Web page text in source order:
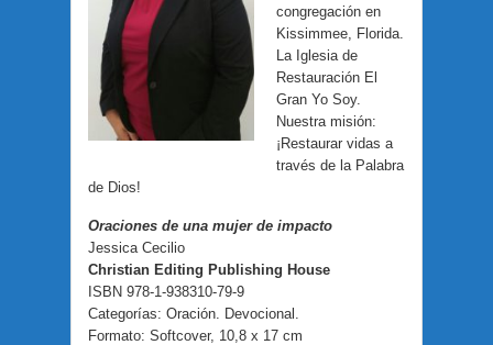
congregación en
Kissimmee, Florida.
La Iglesia de
Restauración El
Gran Yo Soy.
Nuestra misión:
¡Restaurar vidas a
través de la Palabra
de Dios!
Oraciones de una mujer de impacto
Jessica Cecilio
Christian Editing Publishing House
ISBN 978-1-938310-79-9
Categorías: Oración. Devocional.
Formato: Softcover, 10,8 x 17 cm